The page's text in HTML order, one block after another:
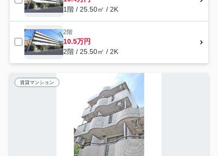
1階 / 25.50㎡ / 2K
2階
10.5万円
2階 / 25.50㎡ / 2K
賃貸マンション